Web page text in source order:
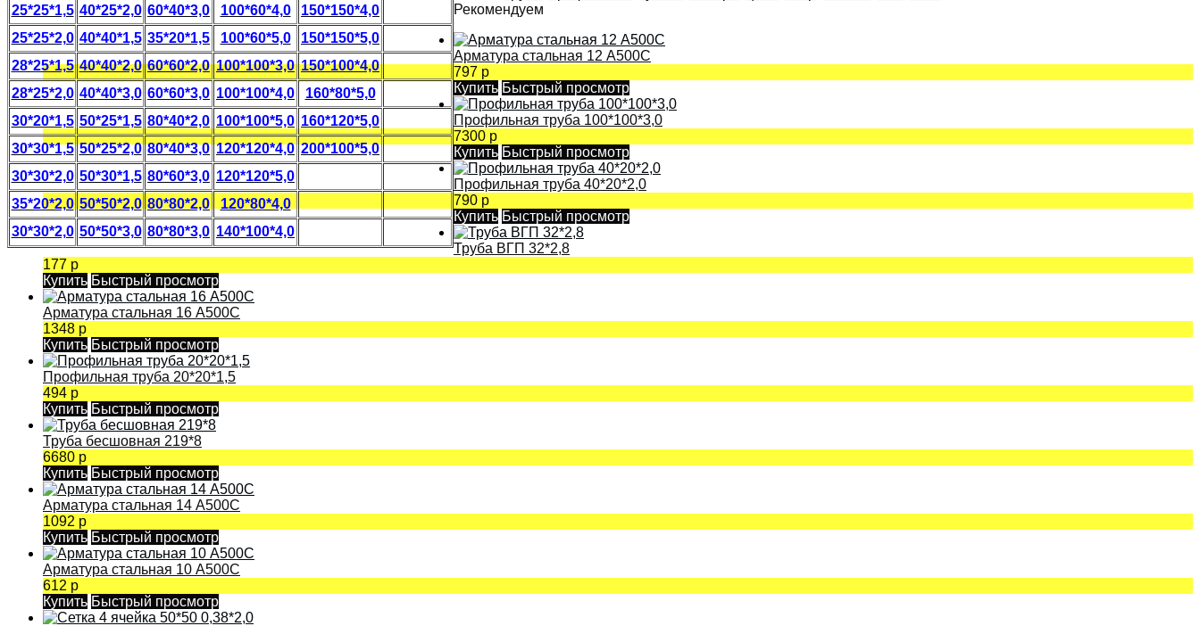
25*25*1,5 40*25*2,0 60*40*3,0 100*60*4,0
150*150*4,0
25*25*2,0 40*40*1,5 35*20*1,5 100*60*5,0
150*150*5,0
28*25*1,5 40*40*2,0 60*60*2,0 100*100*3,0 150*100*4,0
28*25*2,0 40*40*3,0 60*60*3,0 100*100*4,0
160*80*5,0
30*20*1,5 50*25*1,5 80*40*2,0 100*100*5,0 160*120*5,0
30*30*1,5 50*25*2,0 80*40*3,0 120*120*4,0 200*100*5,0
30*30*2,0 50*30*1,5 80*60*3,0 120*120*5,0
35*20*2,0 50*50*2,0 80*80*2,0
120*80*4,0
30*30*2,0 50*50*3,0 80*80*3,0 140*100*4,0
Рекомендуем
Арматура стальная 12 А500С
797 р
Купить Быстрый просмотр
Профильная труба 100*100*3,0
7300 р
Купить Быстрый просмотр
Профильная труба 40*20*2,0
790 р
Купить Быстрый просмотр
Труба ВГП 32*2,8
177 р
Купить Быстрый просмотр
Арматура стальная 16 А500С
1348 р
Купить Быстрый просмотр
Профильная труба 20*20*1,5
494 р
Купить Быстрый просмотр
Труба бесшовная 219*8
6680 р
Купить Быстрый просмотр
Арматура стальная 14 А500С
1092 р
Купить Быстрый просмотр
Арматура стальная 10 А500С
612 р
Купить Быстрый просмотр